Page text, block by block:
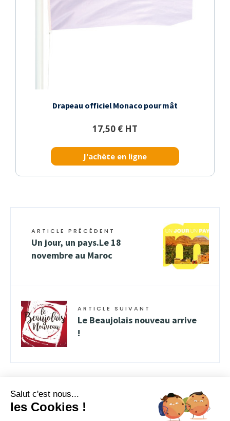
Drapeau officiel Monaco pour mât
17,50 € HT
J'achète en ligne
ARTICLE PRÉCÉDENT
Un jour, un pays.Le 18
novembre au Maroc
ARTICLE SUIVANT
Le Beaujolais nouveau arrive
!
Salut c'est nous...
les Cookies !